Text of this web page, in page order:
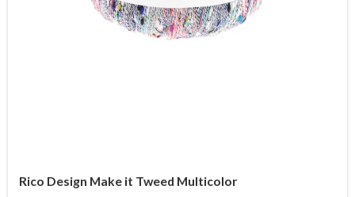
Rico Design Make it Tweed Multicolor